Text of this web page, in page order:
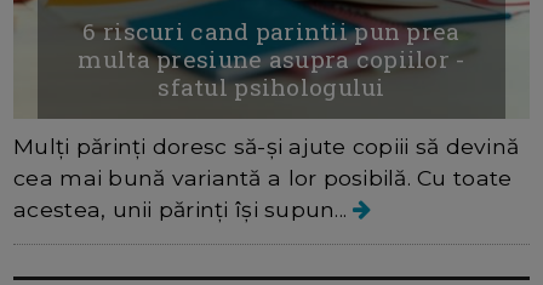
6 riscuri cand parintii pun prea
multa presiune asupra copiilor -
sfatul psihologului
Mulți părinți doresc să-și ajute copiii să devină
cea mai bună variantă a lor posibilă. Cu toate
acestea, unii părinți își supun...